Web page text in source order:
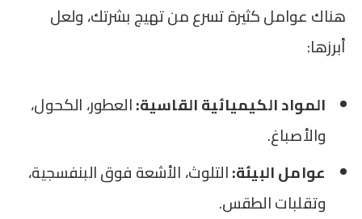
هناك عوامل كثيرة تسرع من تهيج بشرتك، ولعل
أبرزها:
المواد الكيميائية القاسية:العطور، الكحول،
والأصباغ.
عوامل البيئة:التلوث، الأشعة فوق البنفسجية،
وتقلبات الطقس.